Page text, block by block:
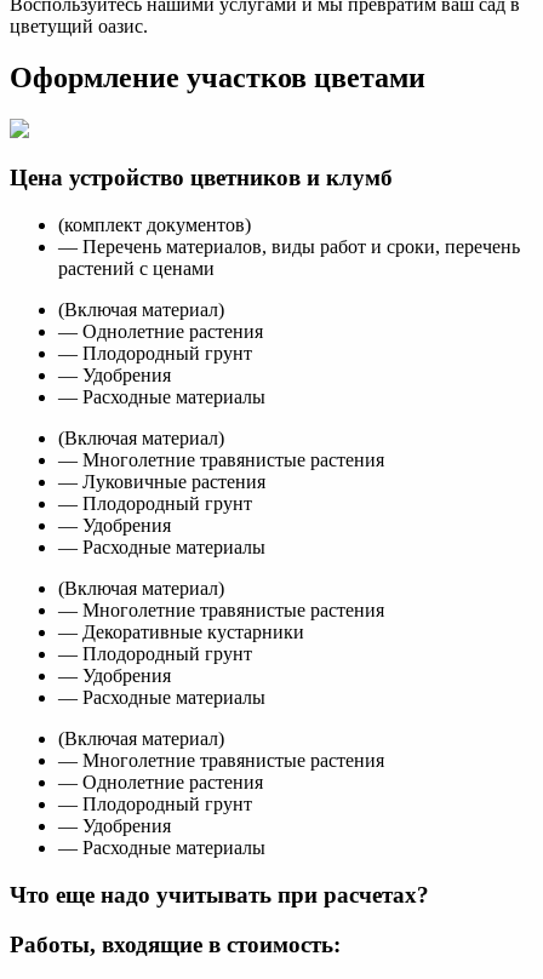
цветущий оазис.
Оформление участков цветами
Цена устройство цветников и клумб
(комплект документов)
— Перечень материалов, виды работ и сроки, перечень
растений с ценами
(Включая материал)
— Однолетние растения
— Плодородный грунт
— Удобрения
— Расходные материалы
(Включая материал)
— Многолетние травянистые растения
— Луковичные растения
— Плодородный грунт
— Удобрения
— Расходные материалы
(Включая материал)
— Многолетние травянистые растения
— Декоративные кустарники
— Плодородный грунт
— Удобрения
— Расходные материалы
(Включая материал)
— Многолетние травянистые растения
— Однолетние растения
— Плодородный грунт
— Удобрения
— Расходные материалы
Что еще надо учитывать при расчетах?
Работы, входящие в стоимость: